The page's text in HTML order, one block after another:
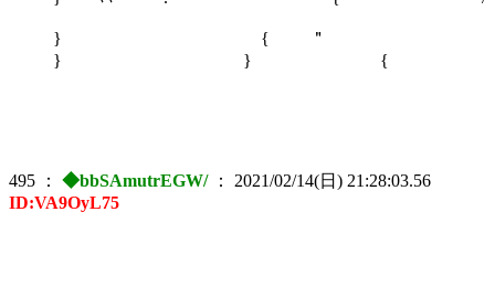
} { ＂
} } {
495 ： ◆bbSAmutrEGW/： 2021/02/14(日) 21:28:03.56
ID:VA9OyL75